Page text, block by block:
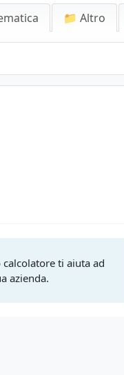
📁 Altro
ti aiuta ad
azienda.